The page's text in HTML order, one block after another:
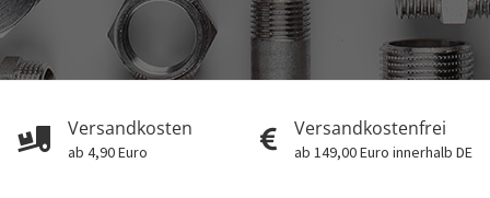
Versandkosten
ab 4,90 Euro
Versandkostenfrei
ab 149,00 Euro innerhalb DE